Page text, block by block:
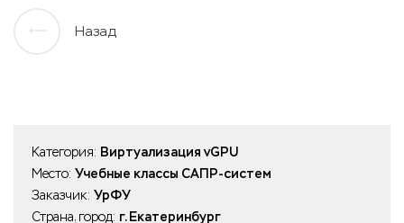
Назад
Категория: Виртуализация vGPU
Место: Учебные классы САПР-систем
Заказчик: УрФУ
Страна, город: г. Екатеринбург